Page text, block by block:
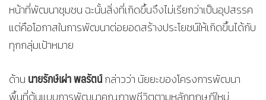
หน้าที่พัฒนาชุมชน ฉะนั้นสิ่งที่เกิดขึ้นจึงไม่เรียกว่าเป็นอุปสรรค
แต่คือโอกาสในการพัฒนาต่อยอดสร้างประโยชน์ให้เกิดขึ้นได้กับ
ทุกกลุ่มเป้าหมาย
ด้าน นายรักษ์เผ่า พลรัตน์กล่าวว่า นัยยะของโครงการพัฒนา
พื้นที่ต้นแบบการพัฒนาคุณภาพชีวิตตามหลักทฤษฎีใหม่